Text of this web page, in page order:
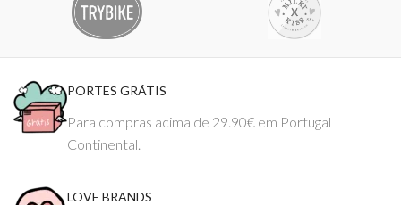
PORTES GRÁTIS
Para compras acima de 29.90€ em Portugal
Continental.
LOVE BRANDS